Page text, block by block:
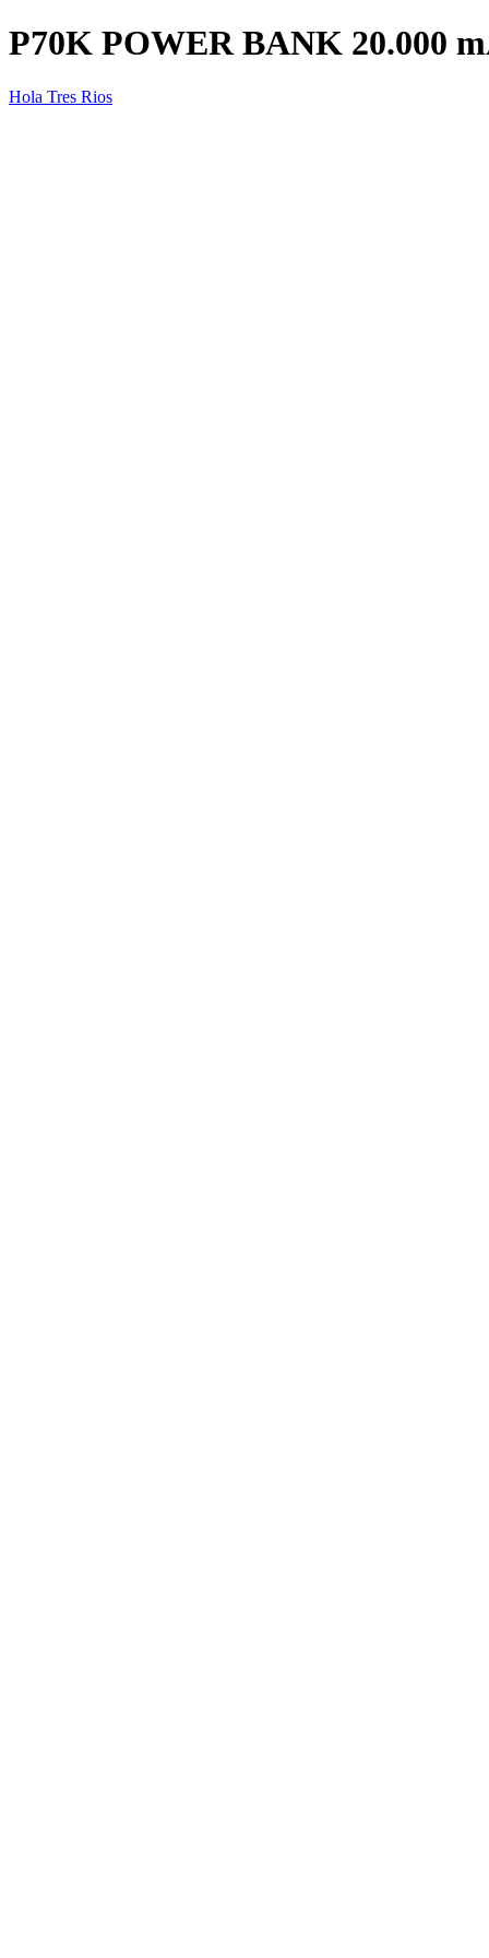
P70K POWER BANK 20.000
Hola Tres Rios